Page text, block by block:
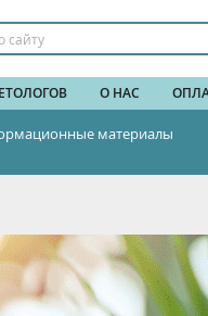
О НАС
материалы